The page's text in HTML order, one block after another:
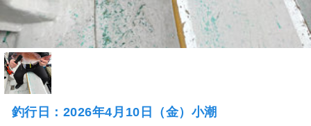
釣行日：2026年4月10日（金）小潮